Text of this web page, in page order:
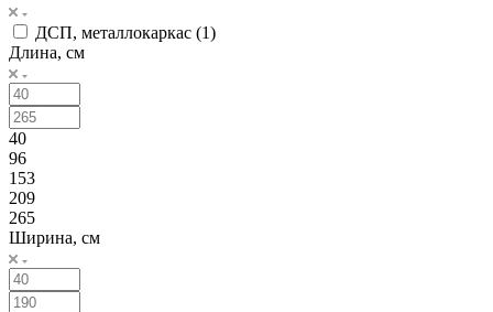
ДСП, металлокаркас (1)
Длина, см
40
96
153
209
265
Ширина, см